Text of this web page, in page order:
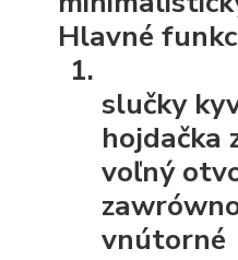
Hlavné
slučky
hojdačka
voľný
vnútorné